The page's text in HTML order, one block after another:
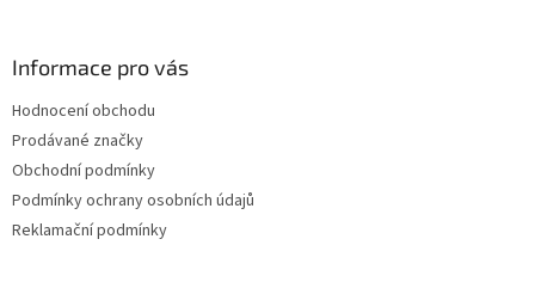
Informace pro vás
Hodnocení obchodu
Prodávané značky
Obchodní podmínky
Podmínky ochrany osobních údajů
Reklamační podmínky